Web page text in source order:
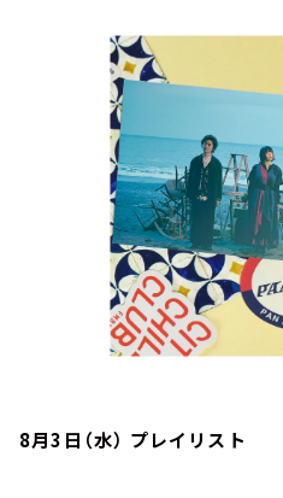
お知らせ
イベント・グッズ
YouTube
会社情報
8月3日（水） プレイリスト